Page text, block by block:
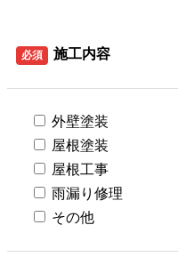
必須 施工内容
外壁塗装
屋根塗装
屋根工事
雨漏り修理
その他